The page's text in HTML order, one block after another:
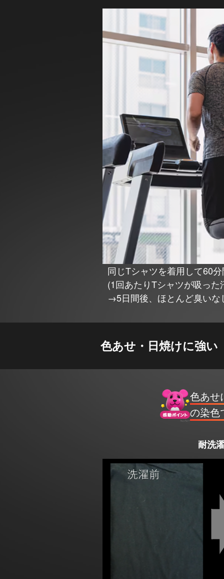
同じTシャツを着用して60
(1回あたりTシャツが吸った
→5日間後、ほとんど臭いな
色あせ・日焼けに強い
色あせ
の染色
耐洗